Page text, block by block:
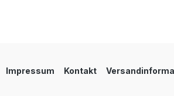
Impressum Kontakt